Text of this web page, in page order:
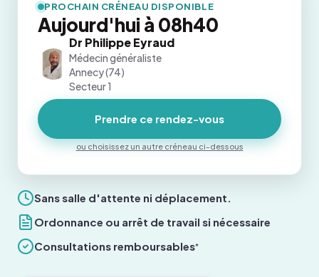
Sans salle d'attente ni déplacement.
Ordonnance ou arrêt de travail si nécessaire
Consultations remboursables*
PROCHAIN CRÉNEAU DISPONIBLE
Aujourd'hui à 08h40
Dr Philippe Eyraud
Médecin généraliste
Annecy (74)
Secteur 1
Prendre ce rendez-vous
ou choisissez un autre créneau ci-dessous